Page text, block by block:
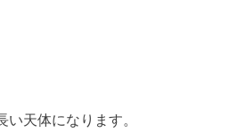
天体になります。